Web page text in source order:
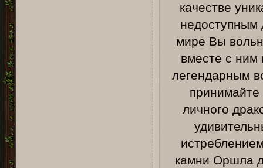
качестве
мире Вы
вместе с
легендарным
принимайте
личного
камни Оршла